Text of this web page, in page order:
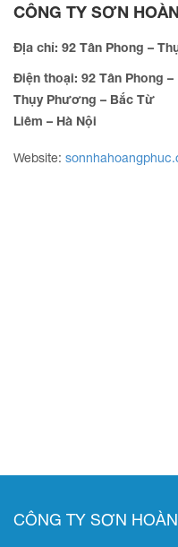
CÔNG TY SƠN
Địa chỉ: 92 Tân Phong –
Điện thoại: 92 Tân Phong –
Thụy Phương – Bắc Từ
Liêm – Hà Nội
Website:
CÔNG TY SƠN